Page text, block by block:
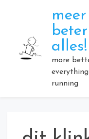
meer
beter
alles!
more
everything |
running